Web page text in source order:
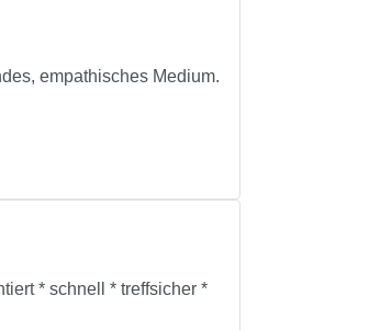
empathisches Medium.
* schnell * treffsicher *